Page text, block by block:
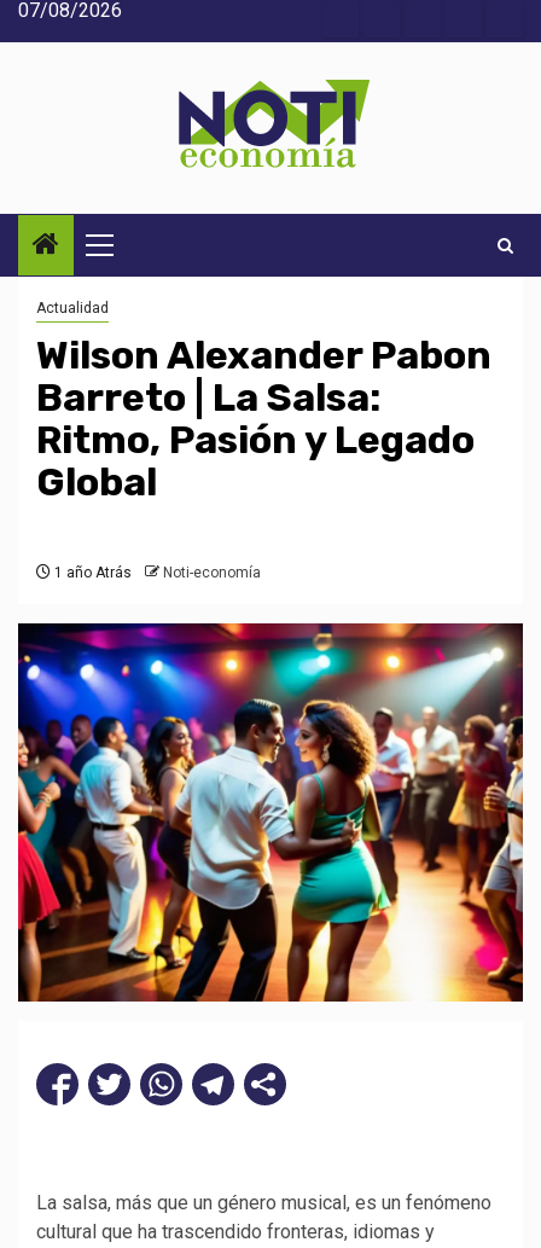
Saltar
al
07/08/2026
Noti-
economía
Menú
principal
Actualidad
Wilson Alexander Pabon
Barreto | La Salsa:
Ritmo, Pasión y Legado
Global
1 año Atrás Noti-economía
La salsa, más que un género musical, es un fenómeno
cultural que ha trascendido fronteras, idiomas y